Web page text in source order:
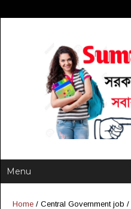
Home / Central Government job /